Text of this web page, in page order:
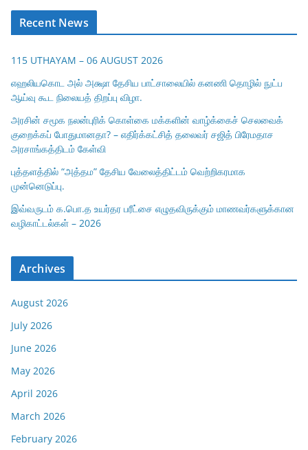
Recent News
115 UTHAYAM – 06 AUGUST 2026
எஹலியகொட அல் அக்ஷா தேசிய பாட்சாலையில் கனணி தொழில் நுட்ப
ஆய்வு கூட நிலையத் திறப்பு விழா.
அரசின் சமூக நலன்புரிக் கொள்கை மக்களின் வாழ்க்கைச் செலவைக்
குறைக்கப் போதுமானதா? – எதிர்க்கட்சித் தலைவர் சஜித் பிரேமதாச
அரசாங்கத்திடம் கேள்வி
புத்தளத்தில் “அத்தம” தேசிய வேலைத்திட்டம் வெற்றிகரமாக
முன்னெடுப்பு.
இவ்வருடம் க.பொ.த உயர்தர பரீட்சை எழுதவிருக்கும் மாணவர்களுக்கான
வழிகாட்டல்கள் – 2026
Archives
August 2026
July 2026
June 2026
May 2026
April 2026
March 2026
February 2026